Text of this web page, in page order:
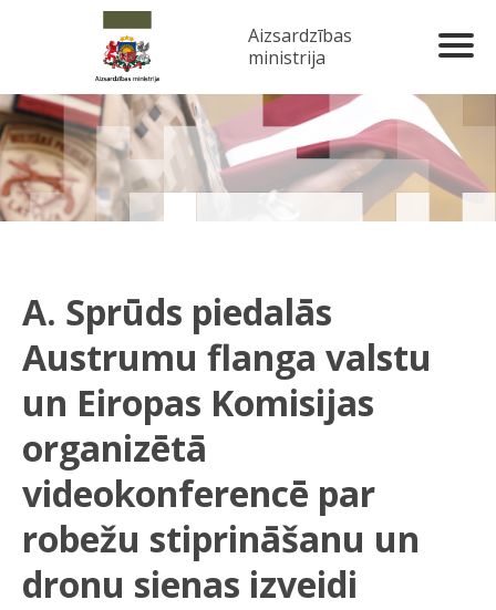
Aizsardzības
ministrija
A. Sprūds piedalās
Austrumu flanga valstu
un Eiropas Komisijas
organizētā
videokonferencē par
robežu stiprināšanu un
dronu sienas izveidi